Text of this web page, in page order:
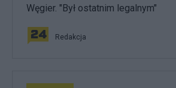
Węgier. "Był ostatnim legalnym"
Redakcja